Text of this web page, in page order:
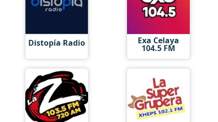
Distopía Radio Exa Celaya
104.5 FM